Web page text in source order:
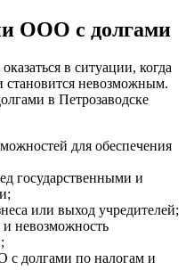
ООО с долгами
в ситуации, когда
становится невозможным.
в Петрозаводске
для обеспечения
государственными и
или выход учредителей;
и невозможность
с долгами по налогам и